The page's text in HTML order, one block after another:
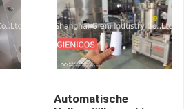
Automatische